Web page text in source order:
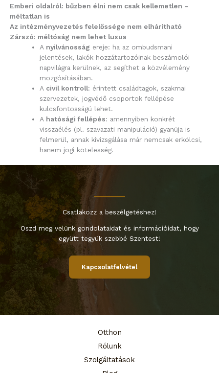
Emberi oldalról: bűzben élni nem csak kellemetlen –
méltatlan is
Az intézményvezetés felelőssége nem elhárítható
Zárszó: méltóság nem lehet luxus
A nyilvánosság ereje: ha az ombudsmani
jelentések, lakók hozzátartozóinak beszámolói
napvilágra kerülnek, az segíthet a közvélemény
mozgósításában.
A civil kontroll: érintett családtagok, szakmai
szervezetek, jogvédő csoportok fellépése
kulcsfontosságú lehet.
A hatósági fellépés: amennyiben konkrét
visszaélés (pl. szavazati manipuláció) gyanúja is
felmerül, annak kivizsgálása már nemcsak erkölcsi,
hanem jogi kötelesség.
Csatlakozz a beszélgetéshez!
Oszd meg velünk gondolataidat és információidat, hogy
együtt tegyük szebbé Szentest!
Kapcsolatfelvétel
Otthon
Rólunk
Szolgáltatások